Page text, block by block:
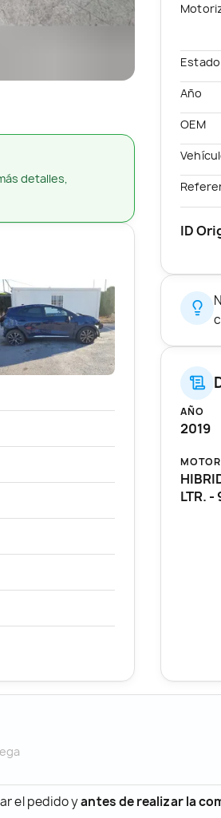
detalles,
Estado
Año
OEM
ID
AÑO
2019
LTR. -
el pedido yantes de realizar la